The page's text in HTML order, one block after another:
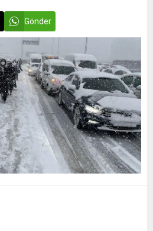
Gönder